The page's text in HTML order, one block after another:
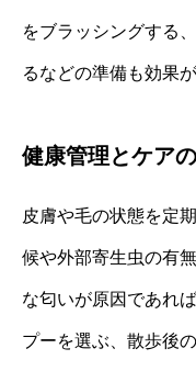
をブラッシングする
るなどの準備も効果
健康管理とケア
皮膚や毛の状態を定
候や外部寄生虫の有
な匂いが原因であれ
プーを選ぶ、散歩後